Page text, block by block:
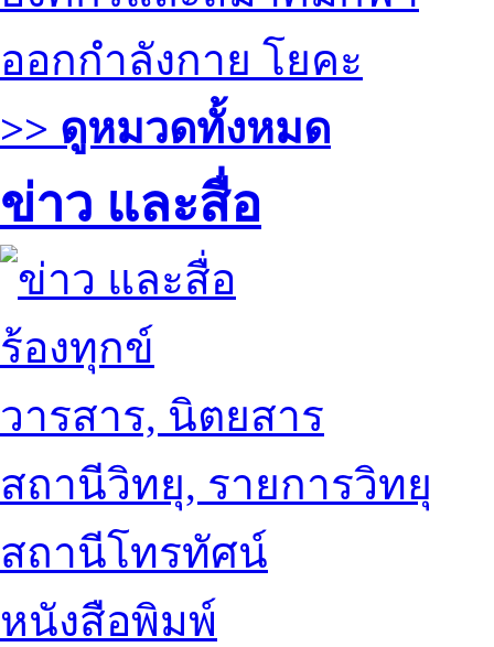
ออกกำลังกาย โยคะ
>> ดูหมวดทั้งหมด
ข่าว และสื่อ
ร้องทุกข์
วารสาร, นิตยสาร
สถานีวิทยุ, รายการวิทยุ
สถานีโทรทัศน์
หนังสือพิมพ์